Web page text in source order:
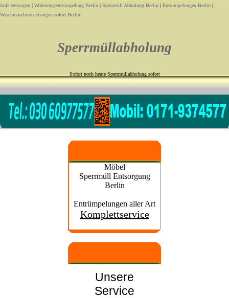
Sofa entsorgen | Wohnungsentrümpelung Berlin | Sperrmüll Abholung Berlin | Entrümpelungen Berlin |
Waschmaschine entsorgen sofort Berlin
Sperrmüllabholung
Sofort noch heute Sperrmüllabholung sofort
Möbel
Sperrmüll Entsorgung
Berlin
Entrümpelungen aller Art
Komplettservice
Unsere
Service